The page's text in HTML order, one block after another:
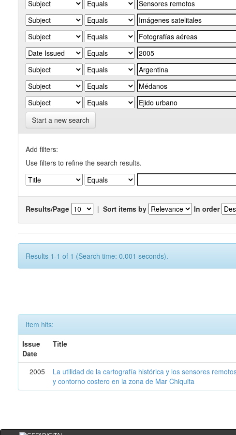
Start a new search
Add filters:
Use filters to refine the search results.
Results/Page | Sort items by In order
Results 1-1 of 1 (Search time: 0.001 seconds).
Item hits:
Issue
Date
Title
2005
La utilidad de la cartografía histórica y los sensores
y contorno costero en la zona de Mar Chiquita